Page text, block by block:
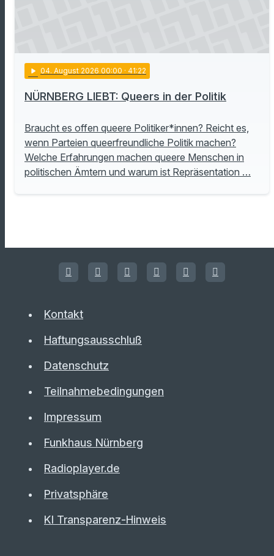
play_arrow 04. August 2026 00:00 · 41:22
NÜRNBERG LIEBT: Queers in der Politik
Braucht es offen queere Politiker*innen? Reicht es,
wenn Parteien queerfreundliche Politik machen?
Welche Erfahrungen machen queere Menschen in
politischen Ämtern und warum ist Repräsentation …
Kontakt
Haftungsausschluß
Datenschutz
Teilnahmebedingungen
Impressum
Funkhaus Nürnberg
Radioplayer.de
Privatsphäre
KI Transparenz-Hinweis